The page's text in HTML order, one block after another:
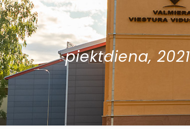
piektdiena,